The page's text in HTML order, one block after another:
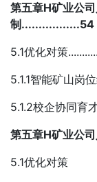
第五章H矿业公
制.................54
5.1优化对策
5.1.1智能矿山岗
5.1.2校企协同育
第五章H矿业公
5.1优化对策